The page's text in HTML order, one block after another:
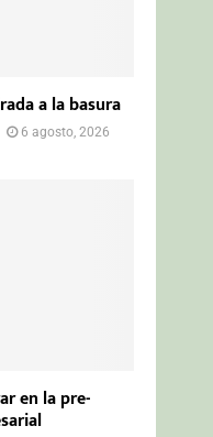
a la basura
6 agosto, 2026
en la pre-